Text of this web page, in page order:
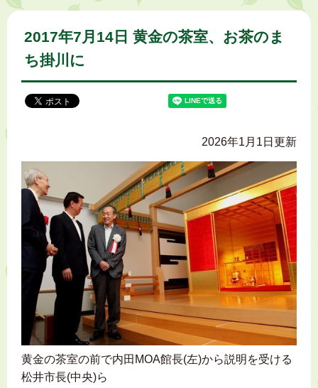
2017年7月14日 黄金の茶室、お茶のま
ち掛川に
2026年1月1日更新
黄金の茶室の前で内田MOA館長(左)から説明を受ける
松井市長(中央)ら